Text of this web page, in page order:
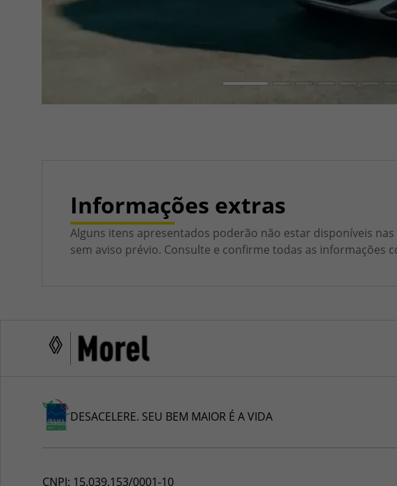
Informações extras
Alguns itens apresentados poderão não estar disponíveis
sem aviso prévio. Consulte e confirme todas as informações
DESACELERE. SEU BEM MAIOR É A VIDA
CNPJ: 15.039.153/0001-10